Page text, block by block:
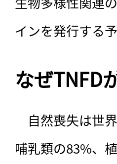
インを発行する予
なぜTNFD
自然喪失は世
哺乳類の83%、